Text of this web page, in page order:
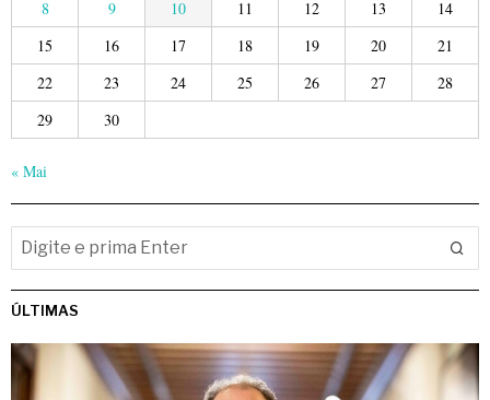
8 9 10 11 12 13
14
15
16 17 18 19 20
21
22
23 24 25 26 27
28
29
30
« Mai
ÚLTIMAS